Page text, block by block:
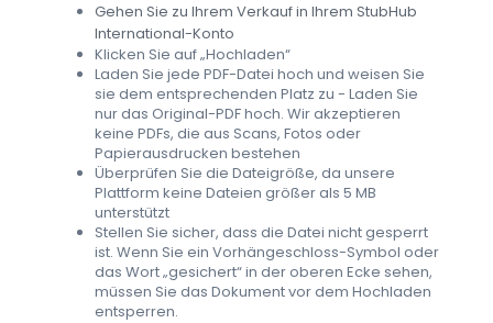
Gehen Sie zu Ihrem Verkauf in Ihrem StubHub
International-Konto
Klicken Sie auf „Hochladen“
Laden Sie jede PDF-Datei hoch und weisen Sie
sie dem entsprechenden Platz zu - Laden Sie
nur das Original-PDF hoch. Wir akzeptieren
keine PDFs, die aus Scans, Fotos oder
Papierausdrucken bestehen
Überprüfen Sie die Dateigröße, da unsere
Plattform keine Dateien größer als 5 MB
unterstützt
Stellen Sie sicher, dass die Datei nicht gesperrt
ist. Wenn Sie ein Vorhängeschloss-Symbol oder
das Wort „gesichert“ in der oberen Ecke sehen,
müssen Sie das Dokument vor dem Hochladen
entsperren.